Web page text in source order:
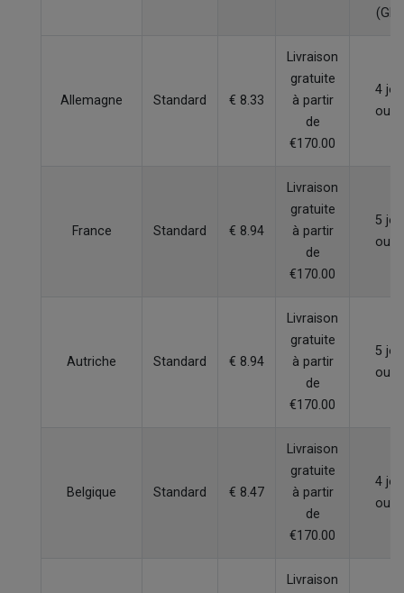
Allemagne Standard € 8.33
Livraison
gratuite
à partir
de
€170.00
4
France Standard € 8.94
Livraison
gratuite
à partir
de
€170.00
5
Autriche Standard € 8.94
Livraison
gratuite
à partir
de
€170.00
5
Belgique Standard € 8.47
Livraison
gratuite
à partir
de
€170.00
4
Livraison